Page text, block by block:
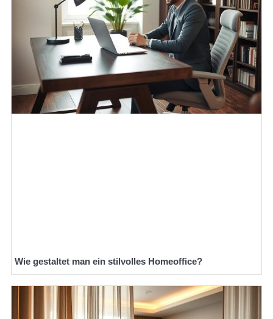
Wie gestaltet man ein stilvolles Homeoffice?